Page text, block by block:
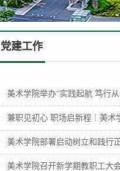
党建工作
美术学院举办“实践起航 笃行
兼职见初心 职场启新程｜美术
美术学院部署启动树立和践行
美术学院召开新学期教职工大